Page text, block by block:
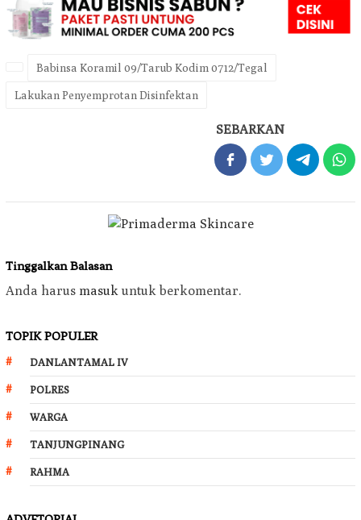
Babinsa Koramil 09/Tarub Kodim 0712/Tegal
Lakukan Penyemprotan Disinfektan
SEBARKAN
Tinggalkan Balasan
Anda harus masuk untuk berkomentar.
TOPIK POPULER
DANLANTAMAL IV
POLRES
WARGA
TANJUNGPINANG
RAHMA